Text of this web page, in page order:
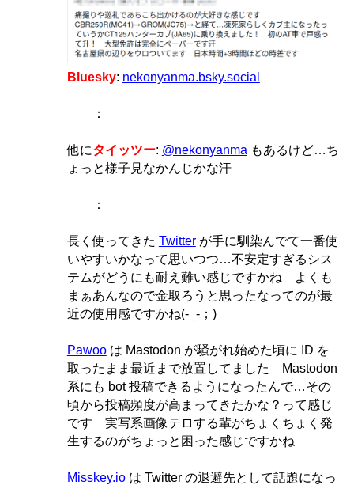
Bluesky: nekonyanma.bsky.social
：
他にタイッツー: @nekonyanma もあるけど…ち
ょっと様子見なかんじかな汗
：
長く使ってきた Twitterが手に馴染んでて一番使
いやすいかなって思いつつ…不安定すぎるシス
テムがどうにも耐え難い感じですかね よくも
まぁあんなので金取ろうと思ったなってのが最
近の使用感ですかね(-_-；)
Pawooは Mastodon が騒がれ始めた頃に ID を
取ったまま最近まで放置してました Mastodon
系にも bot 投稿できるようになったんで…その
頃から投稿頻度が高まってきたかな？って感じ
です 実写系画像テロする輩がちょくちょく発
生するのがちょっと困った感じですかね
Misskey.ioは Twitter の退避先として話題になっ